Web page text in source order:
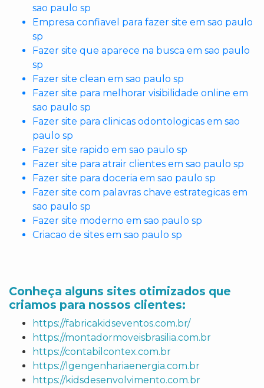
sao paulo sp
Empresa confiavel para fazer site em sao paulo
sp
Fazer site que aparece na busca em sao paulo
sp
Fazer site clean em sao paulo sp
Fazer site para melhorar visibilidade online em
sao paulo sp
Fazer site para clinicas odontologicas em sao
paulo sp
Fazer site rapido em sao paulo sp
Fazer site para atrair clientes em sao paulo sp
Fazer site para doceria em sao paulo sp
Fazer site com palavras chave estrategicas em
sao paulo sp
Fazer site moderno em sao paulo sp
Criacao de sites em sao paulo sp
Conheça alguns sites otimizados que
criamos para nossos clientes:
https://fabricakidseventos.com.br/
https://montadormoveisbrasilia.com.br
https://contabilcontex.com.br
https://lgengenhariaenergia.com.br
https://kidsdesenvolvimento.com.br